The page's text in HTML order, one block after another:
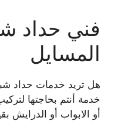
فني حداد
المسايل
هل تريد خدمات حداد
خدمة أنتم بحاجتها
أو الابواب أو الدرايش